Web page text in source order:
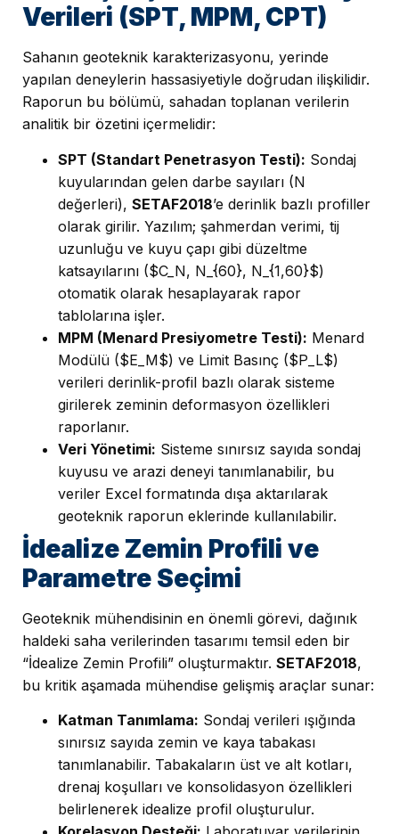
Verileri (SPT, MPM, CPT)
Sahanın geoteknik karakterizasyonu, yerinde
yapılan deneylerin hassasiyetiyle doğrudan ilişkilidir.
Raporun bu bölümü, sahadan toplanan verilerin
analitik bir özetini içermelidir:
SPT (Standart Penetrasyon Testi): Sondaj
kuyularından gelen darbe sayıları (N
değerleri), SETAF2018’e derinlik bazlı profiller
olarak girilir. Yazılım; şahmerdan verimi, tij
uzunluğu ve kuyu çapı gibi düzeltme
katsayılarını ($C_N, N_{60}, N_{1,60}$)
otomatik olarak hesaplayarak rapor
tablolarına işler.
MPM (Menard Presiyometre Testi): Menard
Modülü ($E_M$) ve Limit Basınç ($P_L$)
verileri derinlik-profil bazlı olarak sisteme
girilerek zeminin deformasyon özellikleri
raporlanır.
Veri Yönetimi: Sisteme sınırsız sayıda sondaj
kuyusu ve arazi deneyi tanımlanabilir, bu
veriler Excel formatında dışa aktarılarak
geoteknik raporun eklerinde kullanılabilir.
İdealize Zemin Profili ve
Parametre Seçimi
Geoteknik mühendisinin en önemli görevi, dağınık
haldeki saha verilerinden tasarımı temsil eden bir
“İdealize Zemin Profili” oluşturmaktır. SETAF2018,
bu kritik aşamada mühendise gelişmiş araçlar sunar:
Katman Tanımlama: Sondaj verileri ışığında
sınırsız sayıda zemin ve kaya tabakası
tanımlanabilir. Tabakaların üst ve alt kotları,
drenaj koşulları ve konsolidasyon özellikleri
belirlenerek idealize profil oluşturulur.